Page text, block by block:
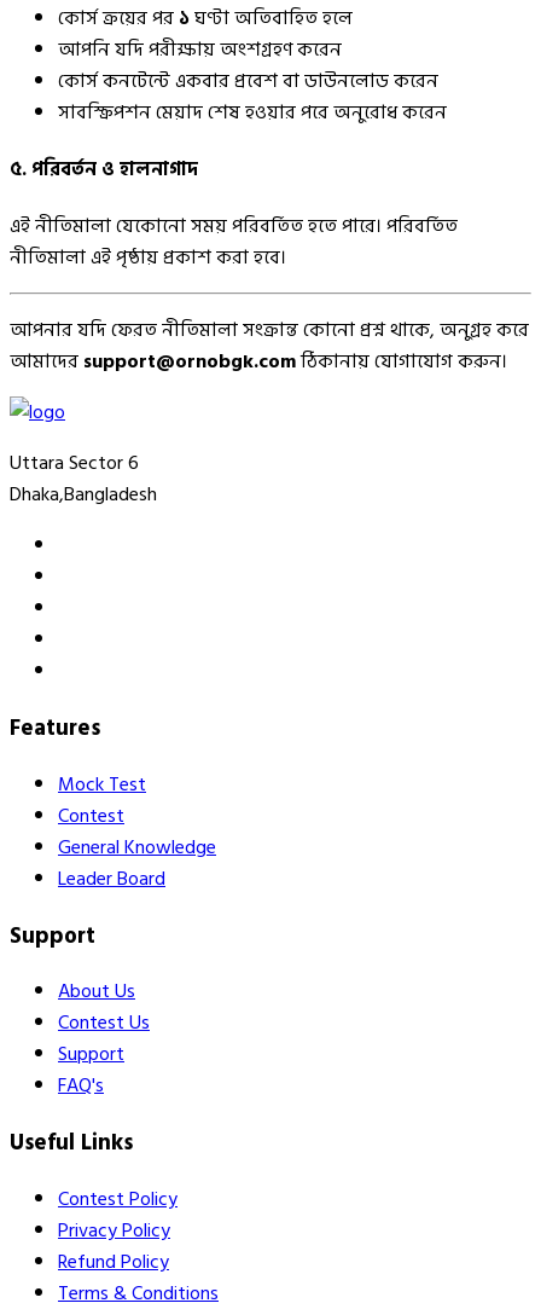
কোর্স ক্রয়ের পর১ঘণ্টা অতিবাহিত হলে
আপনি যদি পরীক্ষায় অংশগ্রহণ করেন
কোর্স কনটেন্টে একবার প্রবেশ বা ডাউনলোড করেন
সাবস্ক্রিপশন মেয়াদ শেষ হওয়ার পরে অনুরোধ করেন
৫. পরিবর্তন ও হালনাগাদ
এই নীতিমালা যেকোনো সময় পরিবর্তিত হতে পারে। পরিবর্তিত
নীতিমালা এই পৃষ্ঠায় প্রকাশ করা হবে।
আপনার যদি ফেরত নীতিমালা সংক্রান্ত কোনো প্রশ্ন থাকে, অনুগ্রহ করে
আমাদেরsupport@ornobgk.comঠিকানায় যোগাযোগ করুন।
Uttara Sector 6
Dhaka,Bangladesh
Features
Mock Test
Contest
General Knowledge
Leader Board
Support
About Us
Contest Us
Support
FAQ's
Useful Links
Contest Policy
Privacy Policy
Refund Policy
Terms & Conditions